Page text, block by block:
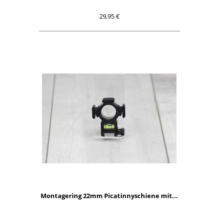
29,95 €
Montagering 22mm Picatinnyschiene mit...